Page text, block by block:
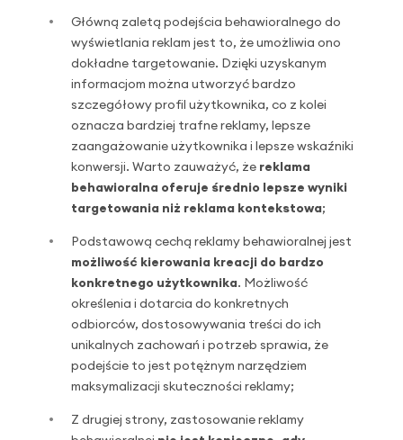
Główną zaletą podejścia behawioralnego do
wyświetlania reklam jest to, że umożliwia ono
dokładne targetowanie. Dzięki uzyskanym
informacjom można utworzyć bardzo
szczegółowy profil użytkownika, co z kolei
oznacza bardziej trafne reklamy, lepsze
zaangażowanie użytkownika i lepsze wskaźniki
konwersji. Warto zauważyć, że reklama
behawioralna oferuje średnio lepsze wyniki
targetowania niż reklama kontekstowa;
Podstawową cechą reklamy behawioralnej jest
możliwość kierowania kreacji do bardzo
konkretnego użytkownika. Możliwość
określenia i dotarcia do konkretnych
odbiorców, dostosowywania treści do ich
unikalnych zachowań i potrzeb sprawia, że ​​
podejście to jest potężnym narzędziem
maksymalizacji skuteczności reklamy;
Z drugiej strony, zastosowanie reklamy